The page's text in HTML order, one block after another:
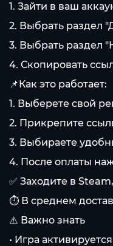
1. Зайти в ваш
2. Выбрать раздел
3. Выбрать раздел
4. Скопировать
📌Как это работает:
1. Выберете свой
2. Прикрепите
3. Выбираете
4. После оплаты
✅ Заходите в
⏱️ В среднем
⚠️ Важно знать
• Игра